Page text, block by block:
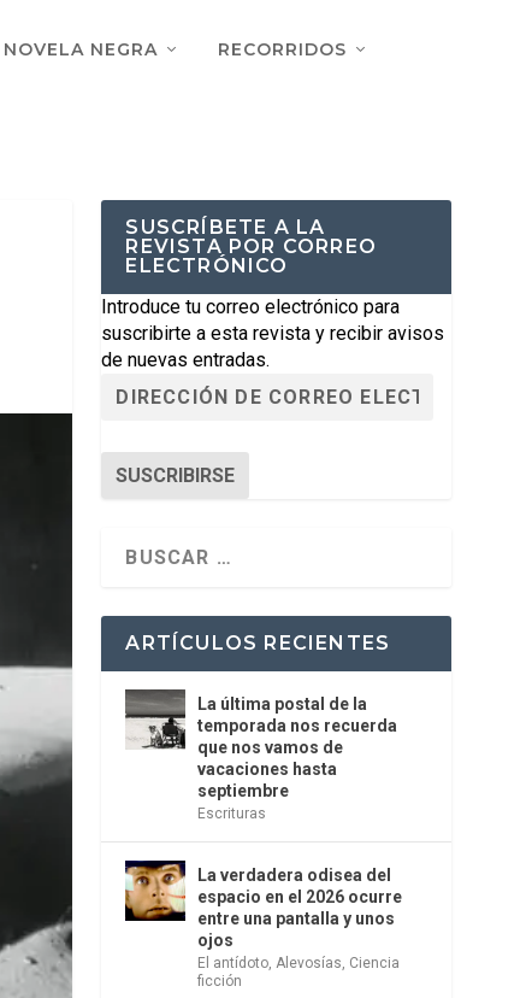
NOVELA NEGRA RECORRIDOS
SUSCRÍBETE A LA
REVISTA POR CORREO
ELECTRÓNICO
Introduce tu correo electrónico para
suscribirte a esta revista y recibir avisos
de nuevas entradas.
SUSCRIBIRSE
ARTÍCULOS RECIENTES
La última postal de la
temporada nos recuerda
que nos vamos de
vacaciones hasta
septiembre
Escrituras
La verdadera odisea del
espacio en el 2026 ocurre
entre una pantalla y unos
ojos
El antídoto Alevosías Ciencia
ficción